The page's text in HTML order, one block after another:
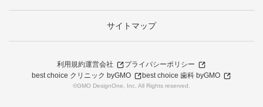
サイトマップ
利用規約運営会社
プライバシーポリシー
best choice クリニック byGMO
best choice 歯科 byGMO
©GMO DesignOne, Inc. All Rights reserved.